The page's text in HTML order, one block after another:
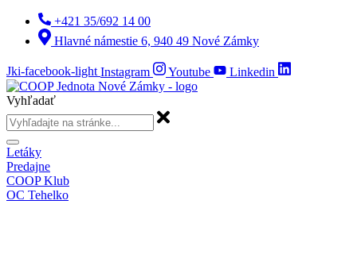
Preskočiť
obsah
+421 35/692 14 00
Hlavné námestie 6, 940 49 Nové Zámky
Jki-facebook-light Instagram Youtube Linkedin
Vyhľadať
Letáky
Predajne
COOP Klub
OC Tehelko